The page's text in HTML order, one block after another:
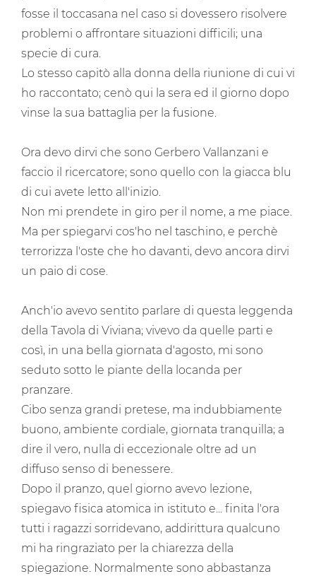
fosse il toccasana nel caso si dovessero risolvere
problemi o affrontare situazioni difficili; una
specie di cura.
Lo stesso capitò alla donna della riunione di cui vi
ho raccontato; cenò qui la sera ed il giorno dopo
vinse la sua battaglia per la fusione.
Ora devo dirvi che sono Gerbero Vallanzani e
faccio il ricercatore; sono quello con la giacca blu
di cui avete letto all'inizio.
Non mi prendete in giro per il nome, a me piace.
Ma per spiegarvi cos'ho nel taschino, e perchè
terrorizza l'oste che ho davanti, devo ancora dirvi
un paio di cose.
Anch'io avevo sentito parlare di questa leggenda
della Tavola di Viviana; vivevo da quelle parti e
così, in una bella giornata d'agosto, mi sono
seduto sotto le piante della locanda per
pranzare.
Cibo senza grandi pretese, ma indubbiamente
buono, ambiente cordiale, giornata tranquilla; a
dire il vero, nulla di eccezionale oltre ad un
diffuso senso di benessere.
Dopo il pranzo, quel giorno avevo lezione,
spiegavo fisica atomica in istituto e... finita l'ora
tutti i ragazzi sorridevano, addirittura qualcuno
mi ha ringraziato per la chiarezza della
spiegazione. Normalmente sono abbastanza